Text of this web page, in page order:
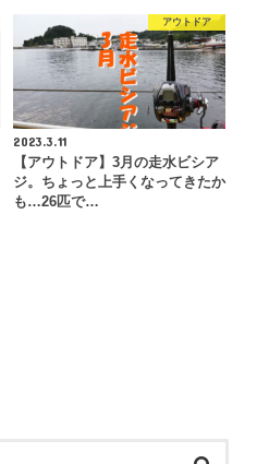
アウトドア
2023.3.11
【アウトドア】3月の走水ビシア
ジ。ちょっと上手くなってきたか
も…26匹で…